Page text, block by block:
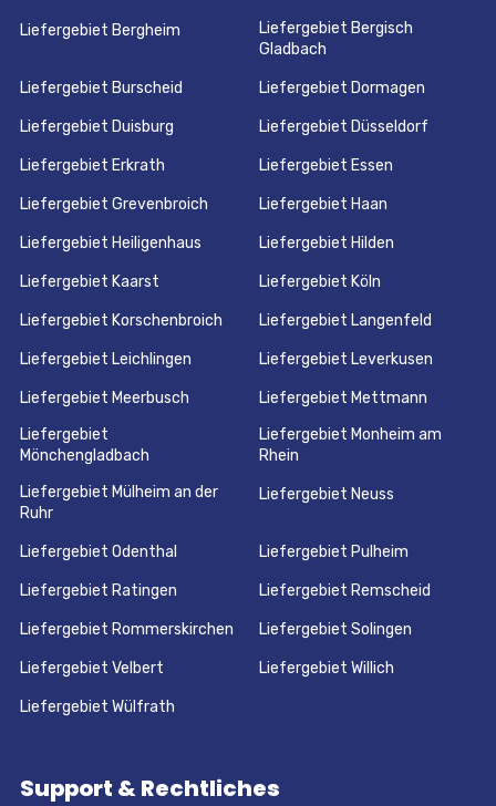
Liefergebiet Bergheim
Liefergebiet Bergisch
Gladbach
Liefergebiet Burscheid Liefergebiet Dormagen
Liefergebiet Duisburg Liefergebiet Düsseldorf
Liefergebiet Erkrath Liefergebiet Essen
Liefergebiet Grevenbroich Liefergebiet Haan
Liefergebiet Heiligenhaus Liefergebiet Hilden
Liefergebiet Kaarst Liefergebiet Köln
Liefergebiet Korschenbroich Liefergebiet Langenfeld
Liefergebiet Leichlingen Liefergebiet Leverkusen
Liefergebiet Meerbusch
Liefergebiet Mettmann
Liefergebiet
Mönchengladbach
Liefergebiet Monheim am
Rhein
Liefergebiet Mülheim an der
Ruhr
Liefergebiet Neuss
Liefergebiet Odenthal Liefergebiet Pulheim
Liefergebiet Ratingen Liefergebiet Remscheid
Liefergebiet Rommerskirchen Liefergebiet Solingen
Liefergebiet Velbert Liefergebiet Willich
Liefergebiet Wülfrath
Support & Rechtliches